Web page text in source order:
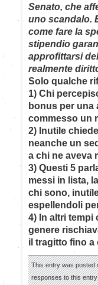
Senato, che
uno scandalo.
come fare la
stipendio
approfittarsi
realmente
Solo qualche
1) Chi
bonus per una
commesso un
2) Inutile
neanche un
a chi ne aveva
3) Questi 5
messi in lista,
chi sono,
espellendoli
4) In altri
genere
il tragitto fino a
This entry was posted
responses to this